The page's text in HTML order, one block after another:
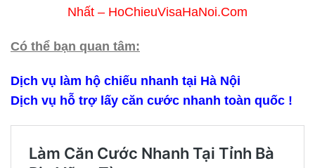
Nhất – HoChieuVisaHaNoi.Com
Có thể bạn quan tâm:
Dịch vụ làm hộ chiếu nhanh tại Hà Nội
Dịch vụ hỗ trợ lấy căn cước nhanh toàn quốc !